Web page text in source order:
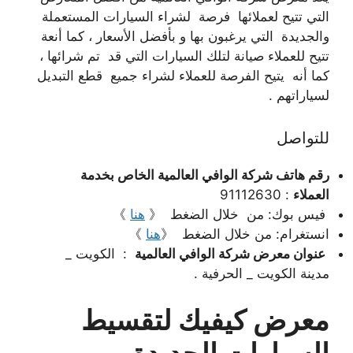
التي تتيح لعملائها فرصة لشراء السيارات المستعملة
والجديدة التي يرغبون بها و بأفضل الأسعار ، كما أنعة
تتيح للعملاء صيانة لتلك السيارات التي قد تم شرائها ،
كما أنه يتيح الفرصة للعملاء لشراء جميع قطع التبديل
لسياراتهم .
للتواصل
رقم هاتف شركة الوافي العالمية الخاص بخدمة
العملاء : 91112630
فيس بوك: من خلال الضغط 《 هنا 》
انستغرام: من خلال الضغط 《هنا 》
عنوان معرض شركة الوافي العالمية : الكويت _
مدينة الكويت _ الحرفية .
معرض كيفيك لتقسيط